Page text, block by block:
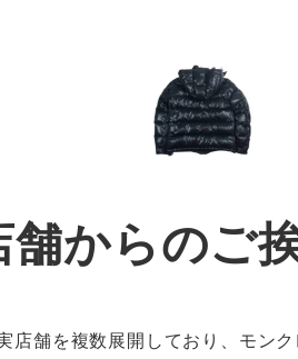
舗からのご
舗を複数展開しており、モン